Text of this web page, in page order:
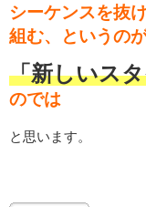
シーケンスを抜
組む、というの
「新しいス
のでは
と思います。